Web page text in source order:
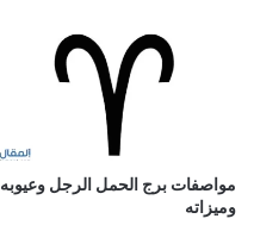
مواصفات برج الحمل الرجل وعيوبه
وميزاته